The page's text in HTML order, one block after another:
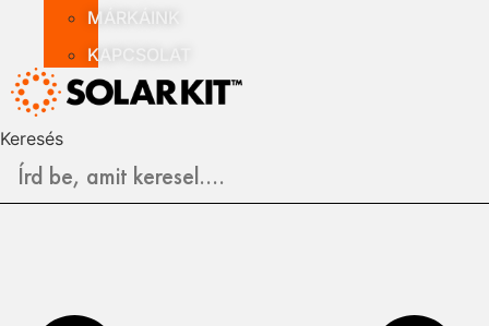
MÁRKÁINK
KAPCSOLAT
Keresés